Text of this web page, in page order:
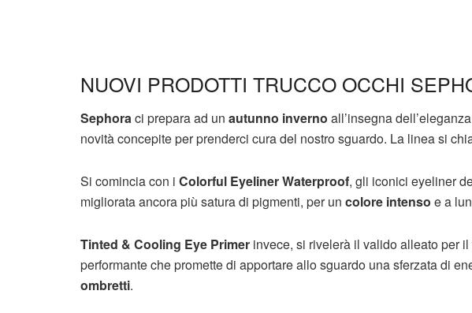
NUOVI PRODOTTI TRUCCO OCCHI
Sephoraci prepara ad un autunno inverno all’insegna
novità concepite per prenderci cura del nostro sguardo. La linea si
Si comincia con i Colorful Eyeliner Waterproof, gli iconici eyeliner
migliorata ancora più satura di pigmenti, per un colore intenso e a
Tinted & Cooling Eye Primer invece, si rivelerà il valido alleato per
performante che promette di apportare allo sguardo una sferzata di
ombretti.